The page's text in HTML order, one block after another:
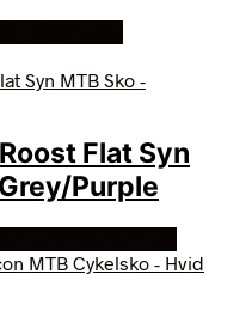
Flat Syn
Purple